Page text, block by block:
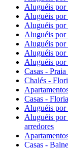
Aluguéis por
Aluguéis por
Aluguéis por
Aluguéis por
Aluguéis por
Aluguéis por
Aluguéis por
Casas -
Chalés -
Casas -
Aluguéis por
Aluguéis por
arredores
Casas -